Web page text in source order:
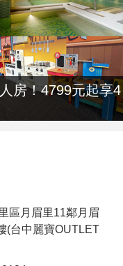
房！4799元起享4
區月眉里11鄰月眉
(台中麗寶OUTLET